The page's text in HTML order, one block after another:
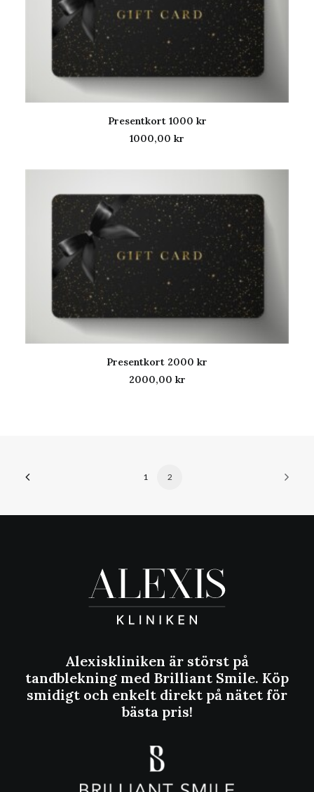
Presentkort 1000 kr
1000,00 kr
Presentkort 2000 kr
2000,00 kr
1 2
Alexiskliniken är störst på
tandblekning med Brilliant Smile. Köp
smidigt och enkelt direkt på nätet för
bästa pris!